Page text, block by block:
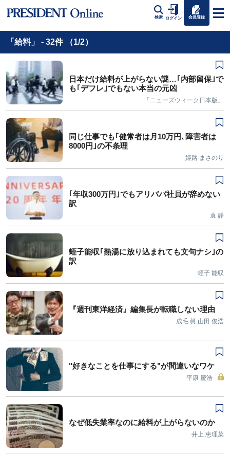
検索 ログイン 会員登録
「給料」 - 32件 （1/2）
日本だけ給料が上がらない謎…｢内部留保｣で
も｢デフレ｣でもない本当の元凶
「ニューズウィーク日本版」
同じ仕事でも｢健常者は月10万円､障害者は
8000円｣の不条理
姫路 まさのり
｢年収300万円｣でもアリババ社員が辞めない
訳
袁 静
蛭子能収｢熱湯に放り込まれても文句ナシ｣の
訳
蛭子 能収
『週刊東洋経済』編集長が転職しない理由
成毛 眞,山田 俊浩
"好きなことを仕事にする"が間違いなワケ
平康 慶浩
なぜ低失業率なのに給料が上がらないのか
井上 恵理菜